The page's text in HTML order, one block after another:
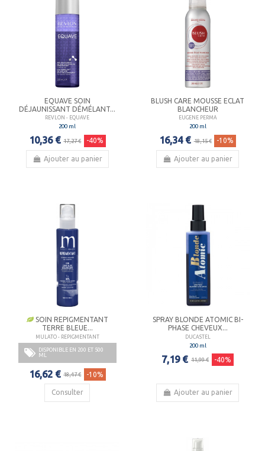
EQUAVE SOIN
DÉJAUNISSANT DÉMÉLANT...
REVLON - EQUAVE
200 ml
10,36 € 17,27 € -40%
Ajouter au panier
BLUSH CARE MOUSSE ECLAT
BLANCHEUR
EUGENE PERMA
200 ml
16,34 € 18,15 € -10%
Ajouter au panier
SOIN REPIGMENTANT
TERRE BLEUE...
MULATO - REPIGMENTANT
DISPONIBLE EN 200 ET 500
ML
16,62 € 18,47 € -10%
Consulter
SPRAY BLONDE ATOMIC BI-
PHASE CHEVEUX...
DUCASTEL
200 ml
7,19 € 11,99 € -40%
Ajouter au panier